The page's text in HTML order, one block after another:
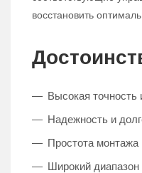
восстановить
Высокая точность
Надежность и
Простота монтажа
Широкий диапазон